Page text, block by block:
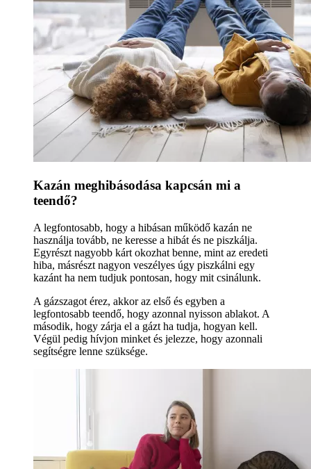
Kazán meghibásodása kapcsán mi a
teendő?
A legfontosabb, hogy a hibásan működő kazán ne
használja tovább, ne keresse a hibát és ne piszkálja.
Egyrészt nagyobb kárt okozhat benne, mint az eredeti
hiba, másrészt nagyon veszélyes úgy piszkálni egy
kazánt ha nem tudjuk pontosan, hogy mit csinálunk.
A gázszagot érez, akkor az első és egyben a
legfontosabb teendő, hogy azonnal nyisson ablakot. A
második, hogy zárja el a gázt ha tudja, hogyan kell.
Végül pedig hívjon minket és jelezze, hogy azonnali
segítségre lenne szüksége.